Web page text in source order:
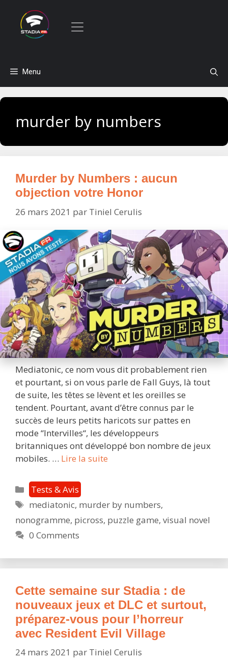
contenu
Menu
murder by numbers
Murder by Numbers : aucun
objection votre Honor
26 mars 2021 par Tiniel Cerulis
Mediatonic, ce nom vous dit probablement rien
et pourtant, si on vous parle de Fall Guys, là tout
de suite, les têtes se lèvent et les oreilles se
tendent. Pourtant, avant d’être connus par le
succès de leurs petits haricots sur pattes en
mode “Intervilles“, les développeurs
britanniques ont développé bon nombre de jeux
mobiles. … Lire la suite
aucun
objection
Catégories
Tests & Avis
Étiquettes
mediatonic, murder by numbers,
nonogramme, picross, puzzle game, visual novel
0 Comments
Cette semaine sur Stadia : de
nouveaux jeux et DLC et surtout,
préparez-vous pour l’horreur
avec Resident Evil Village
24 mars 2021 par Tiniel Cerulis